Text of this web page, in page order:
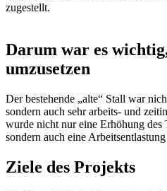
zugestellt.
Darum war es
umzusetzen
Der bestehende „alte“ Stall war
sondern auch sehr arbeits- und
wurde nicht nur eine Erhöhung des
sondern auch eine
Ziele des Projekts